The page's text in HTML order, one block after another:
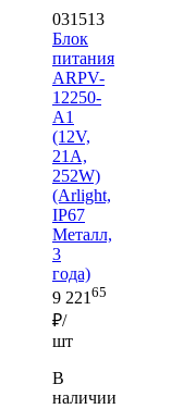
031513
Блок
питания
ARPV-
12250-
A1
(12V,
21A,
252W)
(Arlight,
IP67
Металл,
3
года)
9 221 65
₽/
шт
В
наличии